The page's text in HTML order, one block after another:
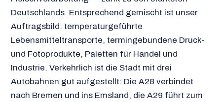
Deutschlands. Entsprechend gemischt ist unser
Auftragsbild: temperaturgeführte
Lebensmitteltransporte, termingebundene Druck-
und Fotoprodukte, Paletten für Handel und
Industrie. Verkehrlich ist die Stadt mit drei
Autobahnen gut aufgestellt: Die A28 verbindet
nach Bremen und ins Emsland, die A29 führt zum